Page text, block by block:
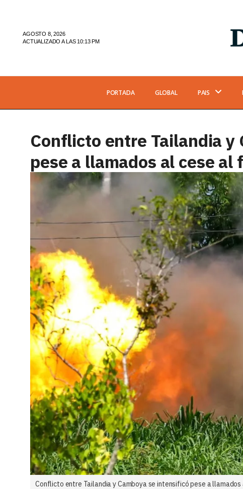
AGOSTO 8, 2026
ACTUALIZADO A LAS 10:13 PM
PORTADA GLOBAL PAIS
Conflicto entre Tailandia y
pese a llamados al cese al
Conflicto entre Tailandia y Camboya se intensificó pese a